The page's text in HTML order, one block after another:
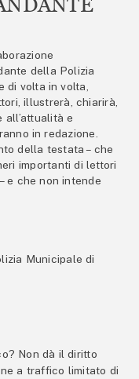
della Polizia
di volta in volta,
illustrerà, chiarirà,
e
in redazione.
della testata – che
importanti di lettori
e che non intende
Municipale di
Non dà il diritto
a traffico limitato di